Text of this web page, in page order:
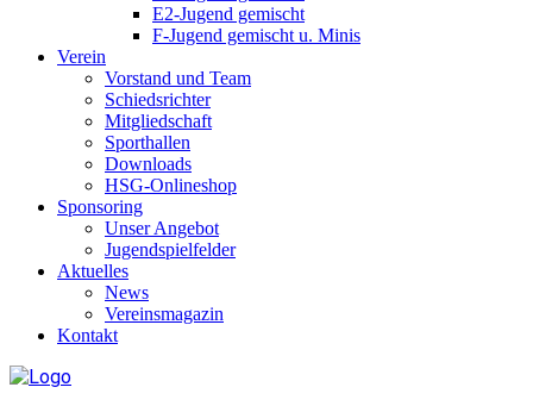
E2-Jugend gemischt
F-Jugend gemischt u. Minis
Verein
Vorstand und Team
Schiedsrichter
Mitgliedschaft
Sporthallen
Downloads
HSG-Onlineshop
Sponsoring
Unser Angebot
Jugendspielfelder
Aktuelles
News
Vereinsmagazin
Kontakt